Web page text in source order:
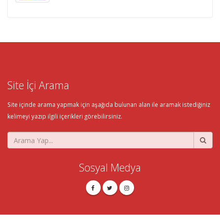
Site İçi Arama
Site içinde arama yapmak için aşağıda bulunan alan ile aramak istediğiniz
kelimeyi yazıp ilgili içerikleri görebilirsiniz.
Sosyal Medya